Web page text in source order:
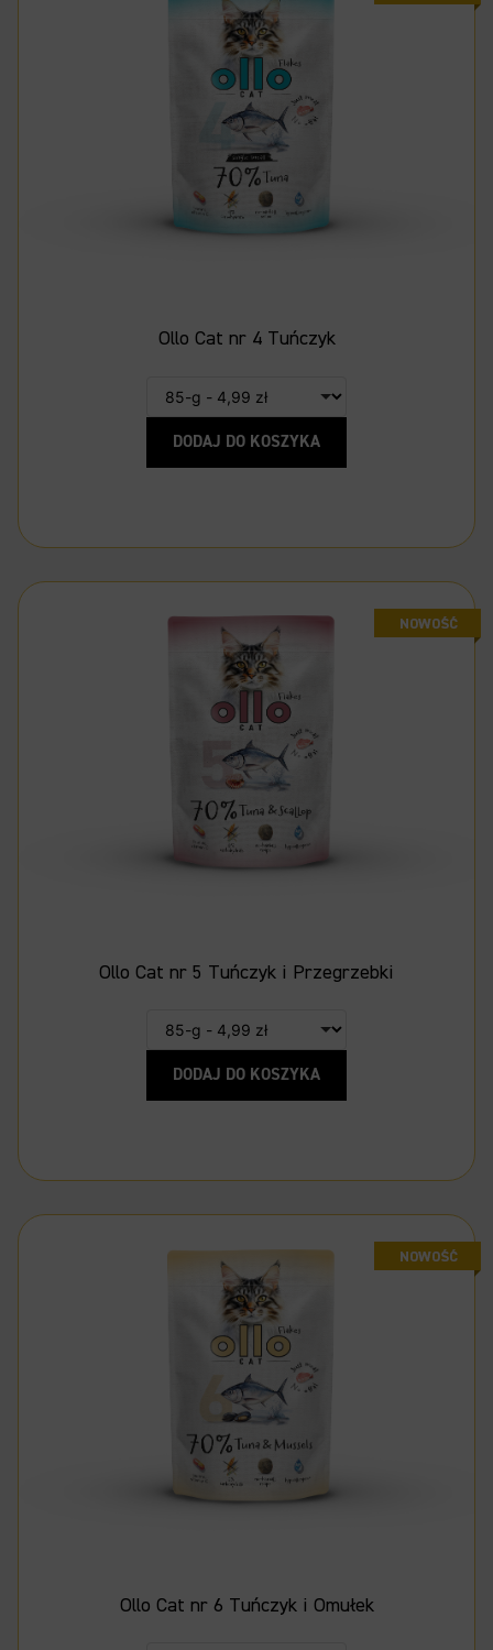
Ollo Cat nr 4 Tuńczyk
DODAJ DO KOSZYKA
Ollo Cat nr 5 Tuńczyk i Przegrzebki
DODAJ DO KOSZYKA
Ollo Cat nr 6 Tuńczyk i Omułek